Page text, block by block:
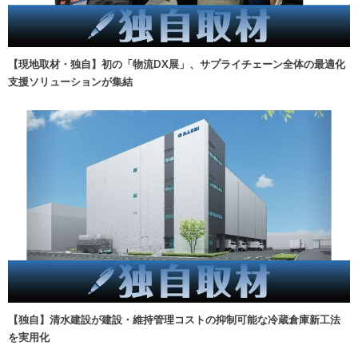
【現地取材・独自】初の「物流DX展」、サプライチェーン全体の最適化
支援ソリューションが集結
【独自】清水建設が建設・維持管理コストの抑制可能な冷蔵倉庫新工法
を実用化